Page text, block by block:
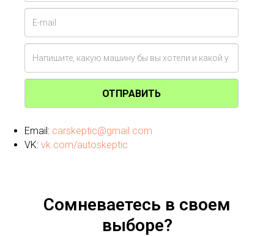
ОТПРАВИТЬ
Email: carskeptic@gmail.com
VK: vk.com/autoskeptic
Сомневаетесь в своем
выборе?